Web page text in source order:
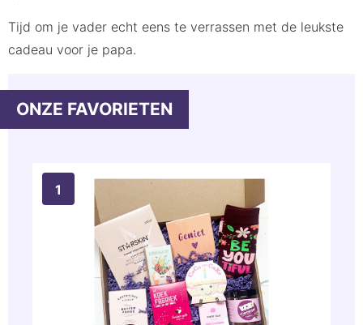
Tijd om je vader echt eens te verrassen met de leukste
cadeau voor je papa.